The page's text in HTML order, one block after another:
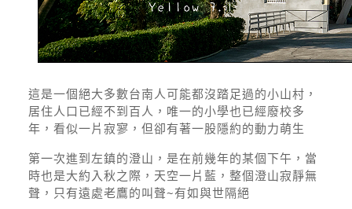
這是一個絕大多數台南人可能都沒踏足過的小山村，
居住人口已經不到百人，唯一的小學也已經廢校多
年，看似一片寂寥，但卻有著一股隱約的動力萌生
第一次進到左鎮的澄山，是在前幾年的某個下午，當
時也是大約入秋之際，天空一片藍，整個澄山寂靜無
聲，只有遠處老鷹的叫聲~有如與世隔絕